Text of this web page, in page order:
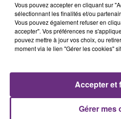
LA CENTRALE
TOUJOURS À L'ARRÊT
Vous pouvez accepter en cliquant sur
sélectionnant les finalités et/ou
Vous pouvez également refuser en
accepter". Vos préférences ne
pouvez mettre à jour vos choix, ou
moment via le lien "Gérer les cookies"
Gérer mes
Accepter et